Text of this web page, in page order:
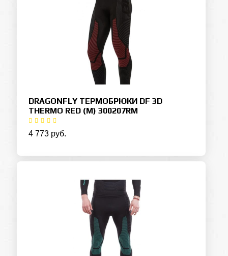
DRAGONFLY ТЕРМОБРЮКИ DF 3D
THERMO RED (M) 300207RM
4 773 руб.